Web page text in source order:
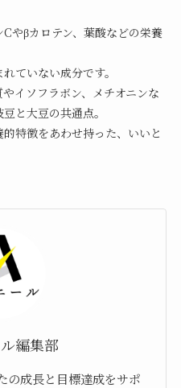
やβカロテン、葉酸などの栄養
ていない成分です。
イソフラボン、メチオニンな
と大豆の共通点。
特徴をあわせ持った、いいと
編集部
の成長と目標達成をサポ